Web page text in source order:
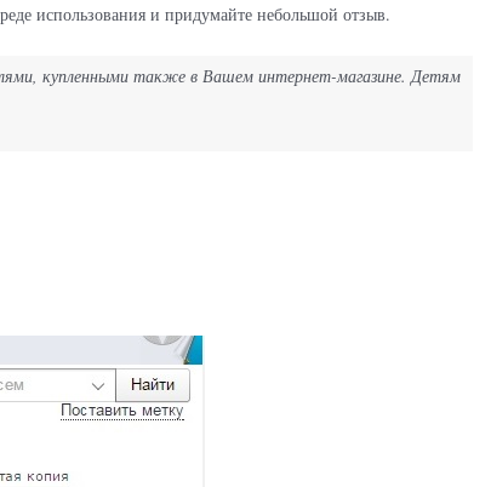
использования и придумайте небольшой отзыв.
купленными также в Вашем интернет-магазине. Детям